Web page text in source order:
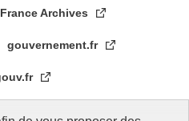
France Archives
gouvernement.fr